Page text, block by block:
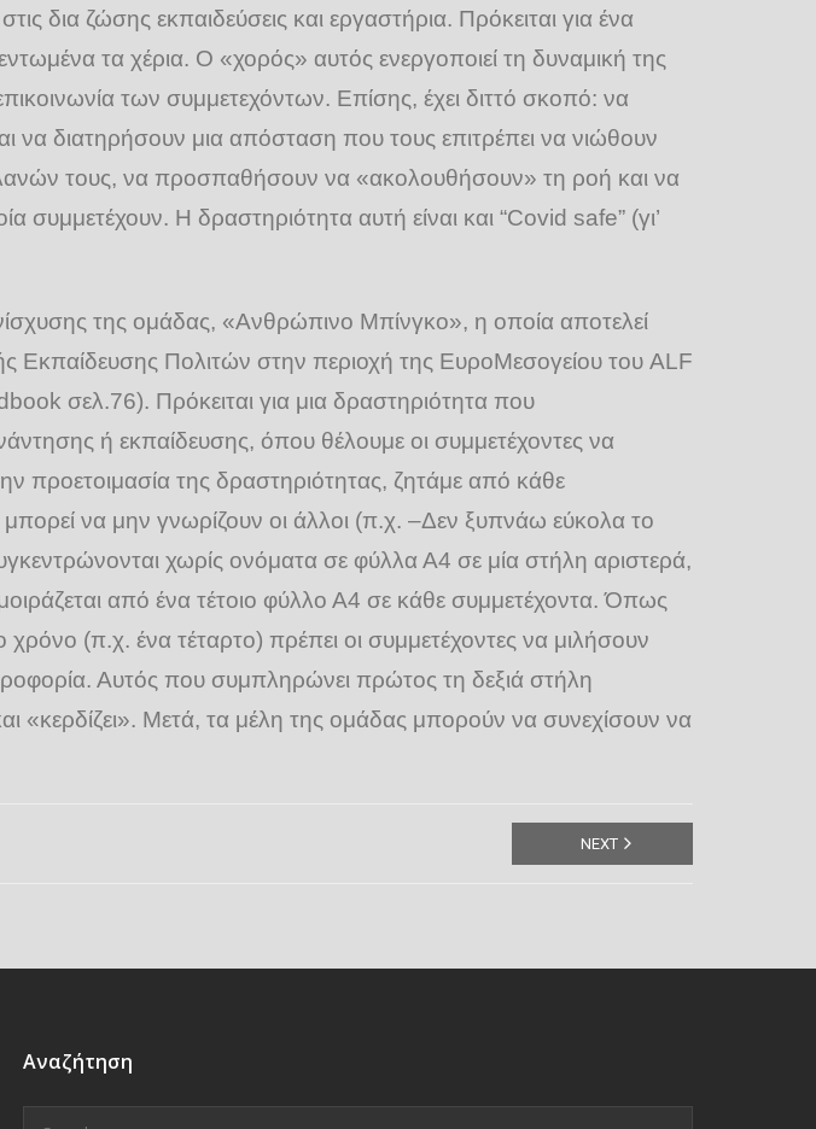
δια ζώσης εκπαιδεύσεις και εργαστήρια. Πρόκειται για ένα
τα χέρια. Ο «χορός» αυτός ενεργοποιεί τη δυναμική της
των συμμετεχόντων. Επίσης, έχει διττό σκοπό: να
να διατηρήσουν μια απόσταση που τους επιτρέπει να νιώθουν
τους, να προσπαθήσουν να «ακολουθήσουν» τη ροή και να
Η δραστηριότητα αυτή είναι και “Covid safe” (γι’
της ομάδας, «Ανθρώπινο Μπίνγκο», η οποία αποτελεί
Εκπαίδευσης Πολιτών στην περιοχή της ΕυροΜεσογείου του ALF
σελ.76). Πρόκειται για μια δραστηριότητα που
ή εκπαίδευσης, όπου θέλουμε οι συμμετέχοντες να
προετοιμασία της δραστηριότητας, ζητάμε από κάθε
να μην γνωρίζουν οι άλλοι (π.χ. –Δεν ξυπνάω εύκολα το
χωρίς ονόματα σε φύλλα Α4 σε μία στήλη αριστερά,
από ένα τέτοιο φύλλο Α4 σε κάθε συμμετέχοντα. Όπως
(π.χ. ένα τέταρτο) πρέπει οι συμμετέχοντες να μιλήσουν
Αυτός που συμπληρώνει πρώτος τη δεξιά στήλη
«κερδίζει». Μετά, τα μέλη της ομάδας μπορούν να συνεχίσουν να
NEXT
Αναζήτηση